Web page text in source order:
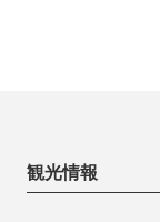
観光情報